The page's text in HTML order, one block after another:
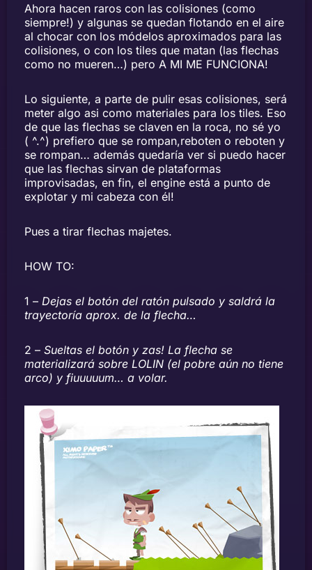
Ahora hacen raros con las colisiones (como
siempre!) y algunas se quedan flotando en el aire
al chocar con los módelos aproximados para las
colisiones, o con los tiles que matan (las flechas
como no mueren…) pero A MI ME FUNCIONA!
Lo siguiente, a parte de pulir esas colisiones, será
meter algo asi como materiales para los tiles. Eso
de que las flechas se claven en la roca, no sé yo
( ^.^) prefiero que se rompan,reboten o reboten y
se rompan… además quedaría ver si puedo hacer
que las flechas sirvan de plataformas
improvisadas, en fin, el engine está a punto de
explotar y mi cabeza con él!
Pues a tirar flechas majetes.
HOW TO:
1 – Dejas el botón del ratón pulsado y saldrá la
trayectoría aprox. de la flecha…
2 – Sueltas el botón y zas! La flecha se
materializará sobre LOLIN (el pobre aún no tiene
arco) y fiuuuuum… a volar.